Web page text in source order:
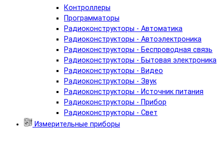
Контроллеры
Программаторы
Радиоконструкторы - Автоматика
Радиоконструкторы - Автоэлектроника
Радиоконструкторы - Беспроводная связь
Радиоконструкторы - Бытовая электроника
Радиоконструкторы - Видео
Радиоконструкторы - Звук
Радиоконструкторы - Источник питания
Радиоконструкторы - Прибор
Радиоконструкторы - Свет
Измерительные приборы